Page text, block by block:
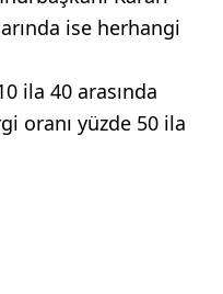
ise herhangi
ila 40 arasında
oranı yüzde 50 ila